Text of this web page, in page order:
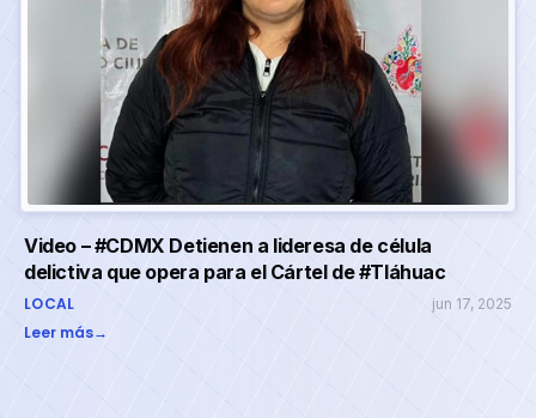
Video – #CDMX Detienen a lideresa de célula
delictiva que opera para el Cártel de #Tláhuac
LOCAL jun 17, 2025
Leer más→